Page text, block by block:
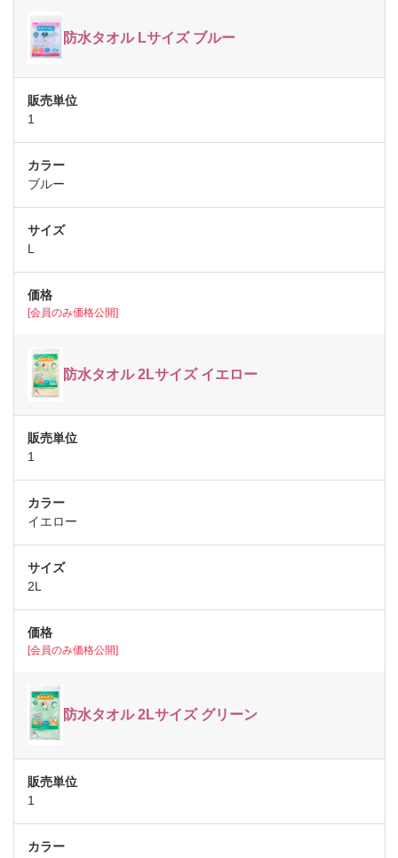
防水タオル Lサイズ ブルー
1
ブルー
L
[会員のみ価格公開]
防水タオル 2Lサイズ イエロー
1
イエロー
2L
[会員のみ価格公開]
防水タオル 2Lサイズ グリーン
1